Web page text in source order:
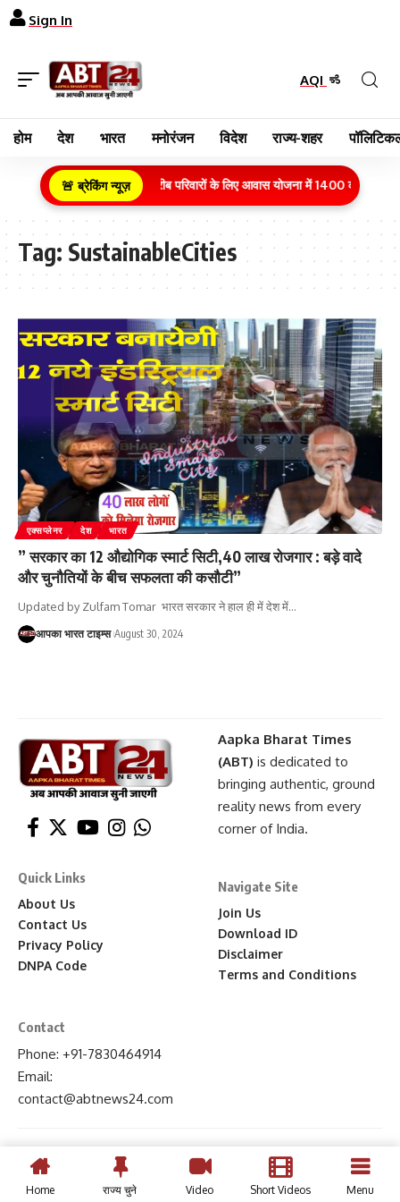
Sign In
AQI
होम देश भारत मनोरंजन विदेश राज्य-शहर
🚨 ब्रेकिंग न्यूज़
ग्रामीण क्षेत्र के गरीब परिवारों के लिए आवास योजना में 1400 करोड़ रुपये
Tag: SustainableCities
एक्सप्लेनर देश भारत
” सरकार का 12 औद्योगिक स्मार्ट सिटी,40 लाख रोजगार : बड़े वादे
और चुनौतियों के बीच सफलता की कसौटी”
Updated by Zulfam Tomar भारत सरकार ने हाल ही में देश में…
आपका भारत टाइम्स August 30, 2024
Aapka Bharat Times
(ABT) is dedicated to
bringing authentic, ground
reality news from every
corner of India.
Quick Links
About Us
Contact Us
Privacy Policy
DNPA Code
Navigate Site
Join Us
Download ID
Disclaimer
Terms and Conditions
Contact
Phone: +91-7830464914
Email:
contact@abtnews24.com
Home राज्य चुने Video Short Videos Menu